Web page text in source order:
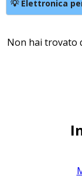
💡 Elettronica
Non hai trovato